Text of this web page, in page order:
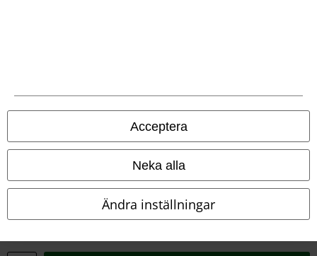
Acceptera
Neka alla
Ändra inställningar
Ladda ner villkoren
Avfallshantering och miljöskydd
Försäkran om överensstämmelse
Information om tillgänglighet
Inställningar för cookies